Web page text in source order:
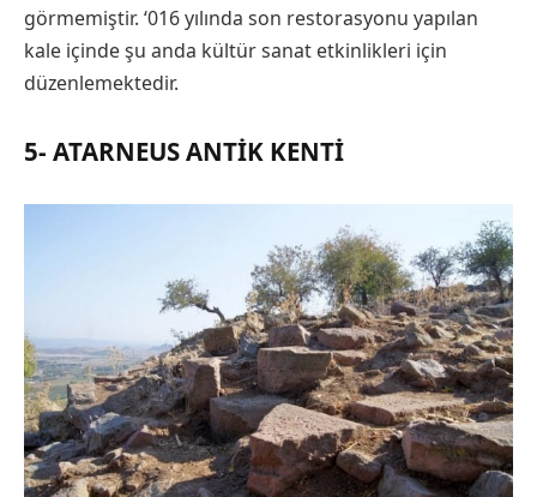
görmemiştir. ‘016 yılında son restorasyonu yapılan
kale içinde şu anda kültür sanat etkinlikleri için
düzenlemektedir.
5- ATARNEUS ANTIK KENTI